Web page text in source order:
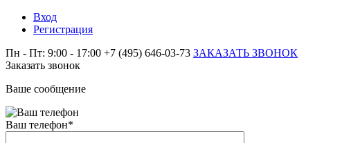
Вход
Регистрация
Пн - Пт: 9:00 - 17:00 +7 (495) 646-03-73 ЗАКАЗАТЬ ЗВОНОК
Заказать звонок
Ваше сообщение
Ваш телефон*